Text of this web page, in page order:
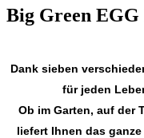
Big Green
Dank sieben
für jeden
Ob im Garten, auf der
liefert Ihnen das